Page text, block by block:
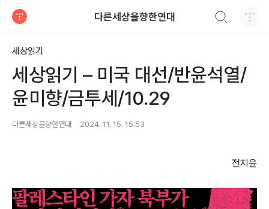
다른세상을향한연대
세상읽기
세상읽기 – 미국 대선/반윤석열/
윤미향/금투세/10.29
다른세상을향한연대 2024. 11. 15. 15:53
전지윤